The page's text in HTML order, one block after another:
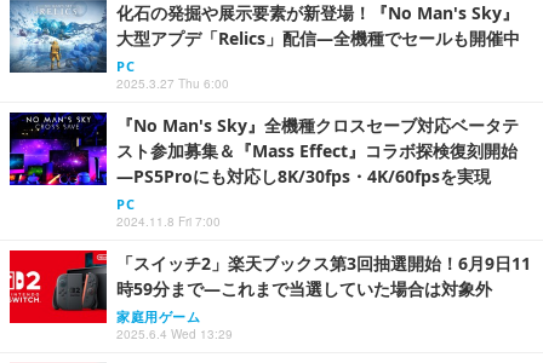
化石の発掘や展示要素が新登場！『No Man's Sky』
大型アプデ「Relics」配信―全機種でセールも開催中
PC
2025.3.27 Thu 6:00
『No Man's Sky』全機種クロスセーブ対応ベータテ
スト参加募集＆『Mass Effect』コラボ探検復刻開始
―PS5Proにも対応し8K/30fps・4K/60fpsを実現
PC
2024.11.8 Fri 7:00
「スイッチ2」楽天ブックス第3回抽選開始！6月9日11
時59分まで―これまで当選していた場合は対象外
家庭用ゲーム
2025.6.4 Wed 13:29